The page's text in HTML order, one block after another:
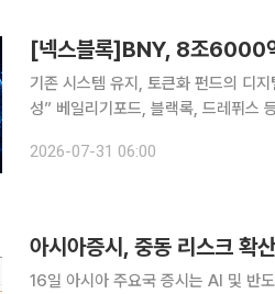
기존 시스템 유지, 토큰화 펀드의 디
성” 베일리기포드, 블랙록, 드레퓌스
이 블록체인에서 핵심 기록 보관 업무
2026-07-31 06:00
아시아증시, 중동 리스크
16일 아시아 주요국 증시는 AI 및 반